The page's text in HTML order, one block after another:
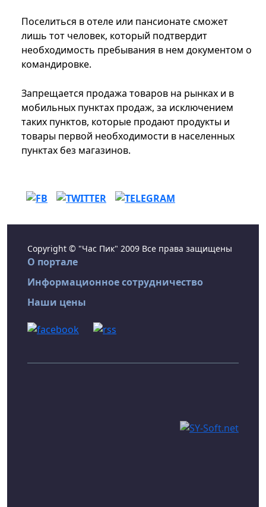
Поселиться в отеле или пансионате сможет
лишь тот человек, который подтвердит
необходимость пребывания в нем документом о
командировке.
Запрещается продажа товаров на рынках и в
мобильных пунктах продаж, за исключением
таких пунктов, которые продают продукты и
товары первой необходимости в населенных
пунктах без магазинов.
Copyright © "Час Пик" 2009 Все права защищены
О портале
Информационное сотрудничество
Наши цены